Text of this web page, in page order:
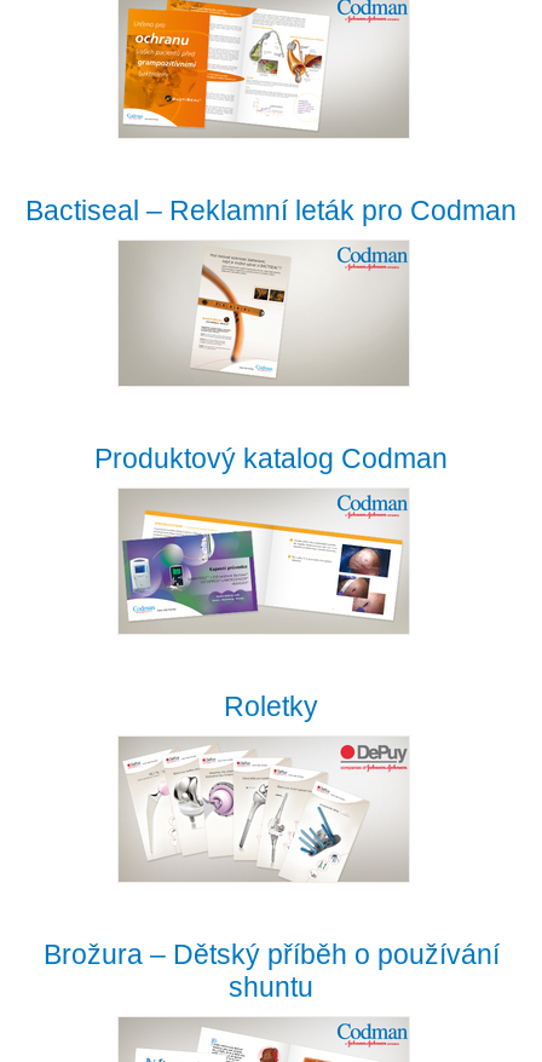
Bactiseal – Reklamní leták pro Codman
Produktový katalog Codman
Roletky
Brožura – Dětský příběh o používání
shuntu